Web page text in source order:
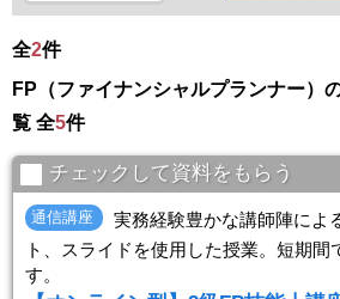
2.キャリアナビゲーターによる学習管理
学習管理の専門スタッフ キャリア ...
全2件
FP（ファイナンシャルプランナー）
覧 全5件
チェックして資料をもらう
通信講座
実務経験豊かな講師陣によ
ト、スライドを使用した授業。短期間
す。